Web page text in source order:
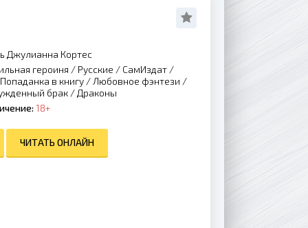
Джулианна Кортес
героиня / Русские / СамИздат /
Попаданка в книгу / Любовное фэнтези /
брак / Драконы
18+
ЧИТАТЬ ОНЛАЙН